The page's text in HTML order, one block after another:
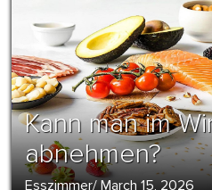
Kann man im
abnehmen?
Esszimmer/ March 15, 2026